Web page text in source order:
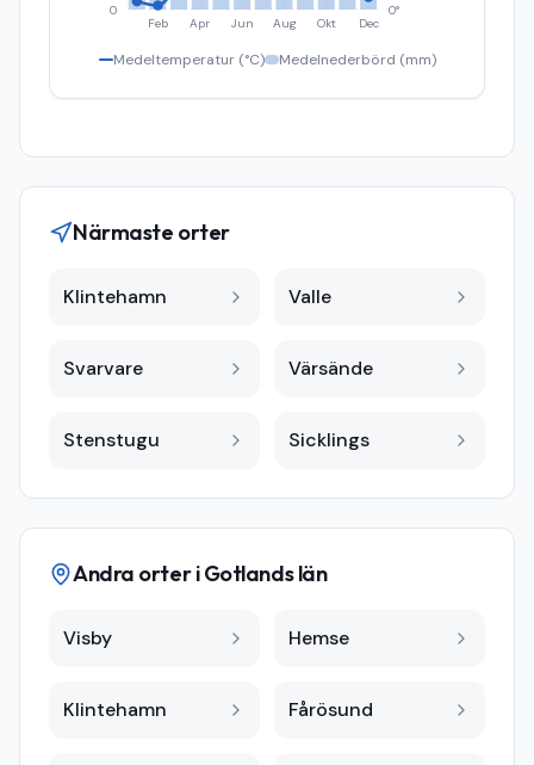
Feb Apr Jun Aug Okt Dec
0 0°
Medeltemperatur (°C) Medelnederbörd (mm)
Närmaste orter
Klintehamn Valle
Svarvare Värsände
Stenstugu Sicklings
Andra orter iGotlands län
Visby Hemse
Klintehamn Fårösund